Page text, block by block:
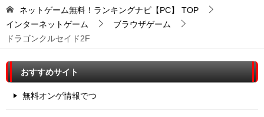
ネットゲーム無料！ランキングナビ【PC】
TOP
インターネットゲーム
ブラウザゲーム
ドラゴンクルセイド2F
おすすめサイト
無料オンゲ情報でつ